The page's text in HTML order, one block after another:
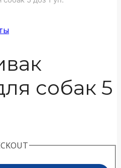
собак 5